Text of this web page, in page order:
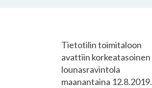
Tietotilin toimitaloon
avattiin korkeatasoinen
lounasravintola
maanantaina 12.8.2019.